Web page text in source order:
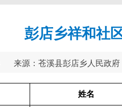
彭店乡祥和社
来源：苍溪县彭店乡人民政府
姓名